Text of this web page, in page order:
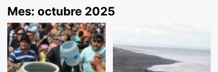
Mes: octubre 2025